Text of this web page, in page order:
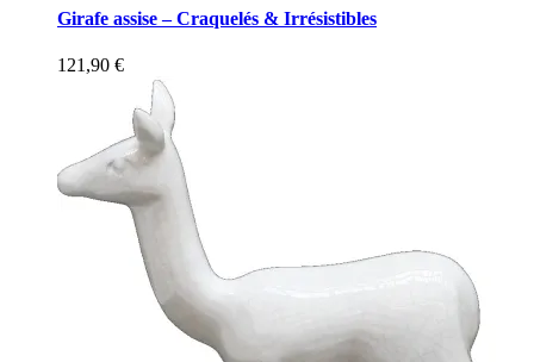
Girafe assise – Craquelés & Irrésistibles
121,90 €